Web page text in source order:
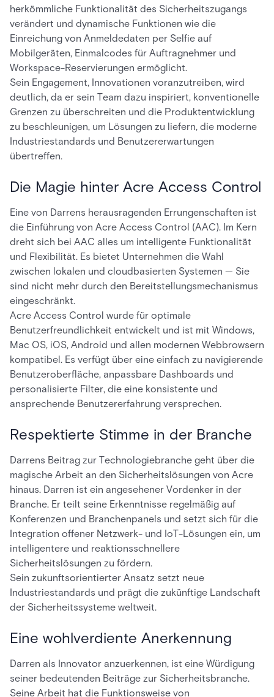
herkömmliche Funktionalität des Sicherheitszugangs
verändert und dynamische Funktionen wie die
Einreichung von Anmeldedaten per Selfie auf
Mobilgeräten, Einmalcodes für Auftragnehmer und
Workspace-Reservierungen ermöglicht.
Sein Engagement, Innovationen voranzutreiben, wird
deutlich, da er sein Team dazu inspiriert, konventionelle
Grenzen zu überschreiten und die Produktentwicklung
zu beschleunigen, um Lösungen zu liefern, die moderne
Industriestandards und Benutzererwartungen
übertreffen.
Die Magie hinter Acre Access Control
Eine von Darrens herausragenden Errungenschaften ist
die Einführung von Acre Access Control (AAC). Im Kern
dreht sich bei AAC alles um intelligente Funktionalität
und Flexibilität. Es bietet Unternehmen die Wahl
zwischen lokalen und cloudbasierten Systemen — Sie
sind nicht mehr durch den Bereitstellungsmechanismus
eingeschränkt.
Acre Access Control wurde für optimale
Benutzerfreundlichkeit entwickelt und ist mit Windows,
Mac OS, iOS, Android und allen modernen Webbrowsern
kompatibel. Es verfügt über eine einfach zu navigierende
Benutzeroberfläche, anpassbare Dashboards und
personalisierte Filter, die eine konsistente und
ansprechende Benutzererfahrung versprechen.
Respektierte Stimme in der Branche
Darrens Beitrag zur Technologiebranche geht über die
magische Arbeit an den Sicherheitslösungen von Acre
hinaus. Darren ist ein angesehener Vordenker in der
Branche. Er teilt seine Erkenntnisse regelmäßig auf
Konferenzen und Branchenpanels und setzt sich für die
Integration offener Netzwerk- und IoT-Lösungen ein, um
intelligentere und reaktionsschnellere
Sicherheitslösungen zu fördern.
Sein zukunftsorientierter Ansatz setzt neue
Industriestandards und prägt die zukünftige Landschaft
der Sicherheitssysteme weltweit.
Eine wohlverdiente Anerkennung
Darren als Innovator anzuerkennen, ist eine Würdigung
seiner bedeutenden Beiträge zur Sicherheitsbranche.
Seine Arbeit hat die Funktionsweise von